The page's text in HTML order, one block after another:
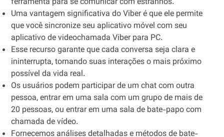
Uma vantagem significativa do Viber é que ele permite
que você sincronize seu aplicativo móvel com seu
aplicativo de videochamada Viber para PC.
Esse recurso garante que cada conversa seja clara e
ininterrupta, tornando suas interações o mais próximo
possível da vida real.
Os usuários podem participar de um chat com outra
pessoa, entrar em uma sala com um grupo de mais de
20 pessoas, ou entrar em uma sala de bate-papo com
chamada de vídeo.
Fornecemos análises detalhadas e métodos de bate-